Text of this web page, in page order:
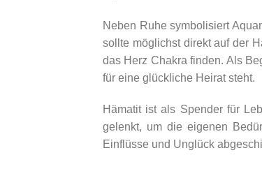
Neben Ruhe symbolisiert
sollte möglichst direkt auf der
das Herz Chakra finden. Als
für eine glückliche Heirat steht.
Hämatit ist als Spender für
gelenkt, um die eigenen
Einflüsse und Unglück